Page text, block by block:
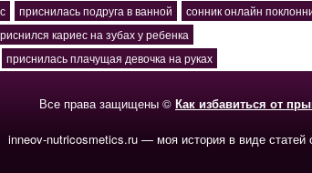
приснилась подруга в ванной
сонник онлайн
кариес на зубах у ребенка
приснилась плачущая девочка на руках
Все права защищены © Как избавиться от
inneov-nutricosmetics.ru — моя история в виде статей